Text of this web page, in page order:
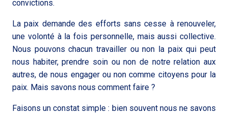
convictions.
La paix demande des efforts sans cesse à renouveler,
une volonté à la fois personnelle, mais aussi collective.
Nous pouvons chacun travailler ou non la paix qui peut
nous habiter, prendre soin ou non de notre relation aux
autres, de nous engager ou non comme citoyens pour la
paix. Mais savons nous comment faire ?
Faisons un constat simple : bien souvent nous ne savons